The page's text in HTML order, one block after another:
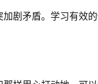
剧矛盾。学习有效